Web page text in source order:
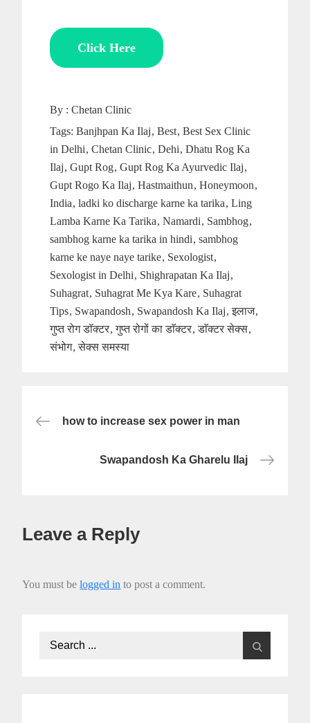
Click Here
By :Chetan Clinic
Tags:Banjhpan Ka Ilaj Best Best Sex Clinic
in Delhi
Chetan Clinic Dehi
Dhatu Rog Ka
Ilaj
Gupt Rog Gupt Rog Ka Ayurvedic Ilaj
Gupt Rogo Ka Ilaj
Hastmaithun
Honeymoon
India
ladki ko discharge karne ka tarika
Ling
Lamba Karne Ka Tarika
Namardi
Sambhog
sambhog karne ka tarika in hindi
sambhog
karne ke naye naye tarike Sexologist
Sexologist in Delhi
Shighrapatan Ka Ilaj
Suhagrat Suhagrat Me Kya Kare Suhagrat
Tips Swapandosh Swapandosh Ka Ilaj
इलाज
गुप्त रोग डॉक्टर गुप्त रोगों का डाॅक्टर डाॅक्टर सेक्स
संभोग सेक्स समस्या
Posthow to increase sex power in man
Swapandosh Ka Gharelu Ilaj
Leave a Reply
You must belogged in to post a comment.
Search